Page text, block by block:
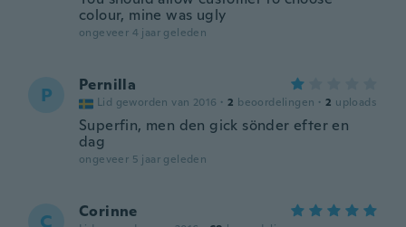
colour, mine was ugly
ongeveer 4 jaar geleden
P Pernilla
Lid geworden van 2016 · 2 beoordelingen · 2 uploads
Superfin, men den gick sönder efter en
dag
ongeveer 5 jaar geleden
C Corinne